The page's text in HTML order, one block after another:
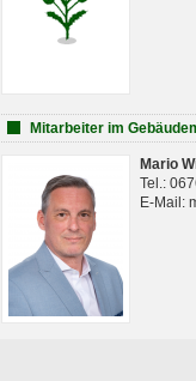
Mitarbeiter im
Mario
Tel.:
E-Mail: